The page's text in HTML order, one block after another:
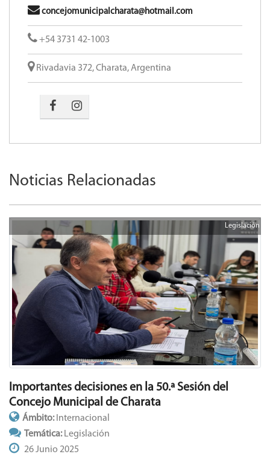
concejomunicipalcharata@hotmail.com
+54 3731 42-1003
Rivadavia 372, Charata, Argentina
Noticias Relacionadas
Legislación
Importantes decisiones en la 50.ª Sesión del
Concejo Municipal de Charata
Ámbito: Internacional
Temática: Legislación
26 Junio 2025